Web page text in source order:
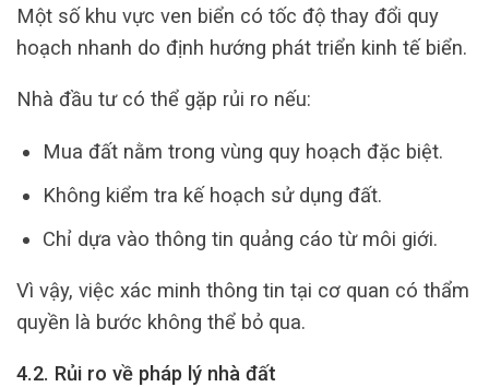
Một số khu vực ven biển có tốc độ thay đổi quy
hoạch nhanh do định hướng phát triển kinh tế biển.
Nhà đầu tư có thể gặp rủi ro nếu:
Mua đất nằm trong vùng quy hoạch đặc biệt.
Không kiểm tra kế hoạch sử dụng đất.
Chỉ dựa vào thông tin quảng cáo từ môi giới.
Vì vậy, việc xác minh thông tin tại cơ quan có thẩm
quyền là bước không thể bỏ qua.
4.2. Rủi ro về pháp lý nhà đất